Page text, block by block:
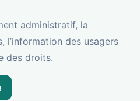
administratif, la
l’information des usagers
des droits.